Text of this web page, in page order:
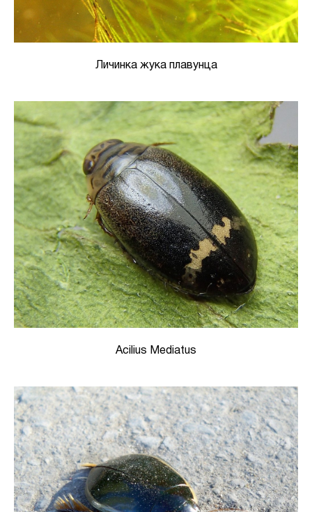
Личинка жука плавунца
Acilius Mediatus